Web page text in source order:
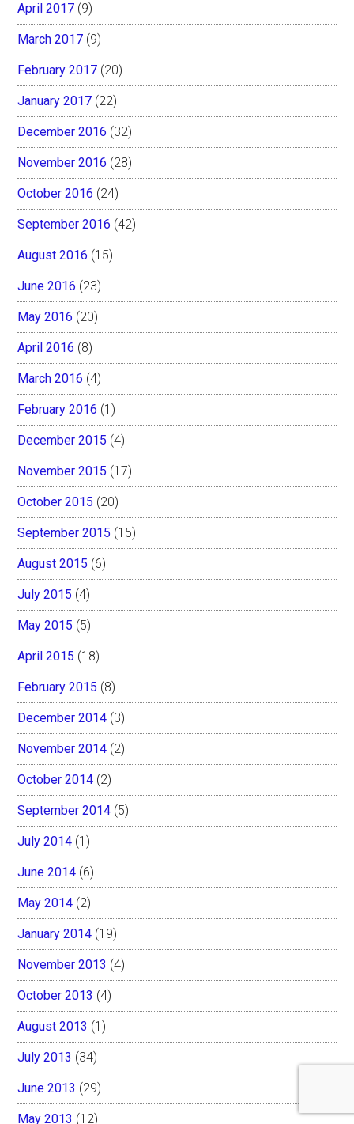
April 2017 (9)
March 2017 (9)
February 2017 (20)
January 2017 (22)
December 2016 (32)
November 2016 (28)
October 2016 (24)
September 2016 (42)
August 2016 (15)
June 2016 (23)
May 2016 (20)
April 2016 (8)
March 2016 (4)
February 2016 (1)
December 2015 (4)
November 2015 (17)
October 2015 (20)
September 2015 (15)
August 2015 (6)
July 2015 (4)
May 2015 (5)
April 2015 (18)
February 2015 (8)
December 2014 (3)
November 2014 (2)
October 2014 (2)
September 2014 (5)
July 2014 (1)
June 2014 (6)
May 2014 (2)
January 2014 (19)
November 2013 (4)
October 2013 (4)
August 2013 (1)
July 2013 (34)
June 2013 (29)
May 2013 (12)